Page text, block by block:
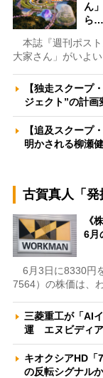
ん
ら…
本誌『週刊ポスト
大家さん」がいよ
【独走スクープ
ジェクト”の計
【追及スクープ
明かされる柳瀬
古賀真人「発
《
6月
6月3日に8330円
7564）の株価は、
三菱重工が「AI
運 エヌビディ
キオクシアHD「
の反転シグナル